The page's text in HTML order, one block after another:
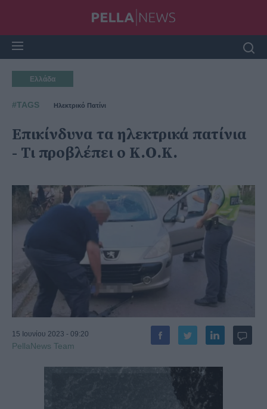
Ελλάδα
#TAGS Ηλεκτρικό Πατίνι
Επικίνδυνα τα ηλεκτρικά πατίνια
- Τι προβλέπει ο Κ.Ο.Κ.
15 Ιουνίου 2023 - 09:20
PellaNews Team